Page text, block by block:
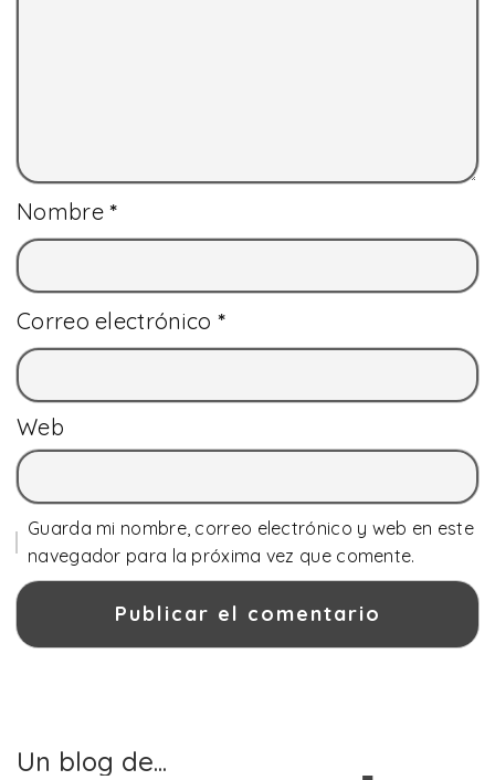
Nombre*
Correo electrónico *
Web
Guarda mi nombre, correo electrónico y web en este
navegador para la próxima vez que comente.
Un blog de...